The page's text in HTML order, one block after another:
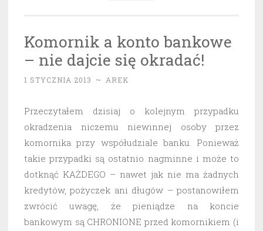
Komornik a konto bankowe
– nie dajcie się okradać!
1 STYCZNIA 2013 ~ AREK
Przeczytałem dzisiaj o kolejnym przypadku
okradzenia niczemu niewinnej osoby przez
komornika przy współudziale banku. Ponieważ
takie przypadki są ostatnio nagminne i może to
dotknąć KAŻDEGO – nawet jak nie ma żadnych
kredytów, pożyczek ani długów – postanowiłem
zwrócić uwagę, że pieniądze na koncie
bankowym są CHRONIONE przed komornikiem (i